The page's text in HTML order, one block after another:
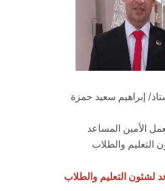
إبراهيم سعيد حمزة
الأمين المساعد
التعليم والطلاب
لشئون التعليم والطلاب